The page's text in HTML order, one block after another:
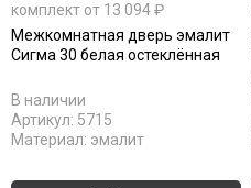
комплект от 13 094 ₽
Межкомнатная дверь эмалит
Сигма 30 белая остеклённая
В наличии
Артикул: 5715
Материал: эмалит